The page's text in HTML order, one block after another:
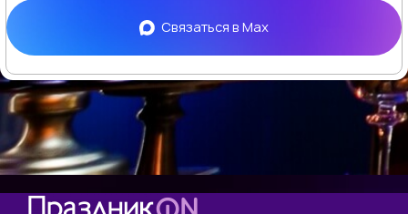
Связаться вMax